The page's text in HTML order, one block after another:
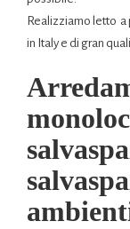
Realizziamo letto
in Italy e di gran